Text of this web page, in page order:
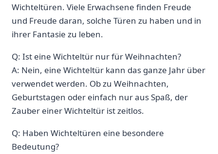
Wichteltüren. Viele⁤ Erwachsene finden Freude‍
und Freude daran, solche Türen‍ zu haben und in
ihrer⁤ Fantasie zu leben.
Q: Ist eine Wichteltür nur für ‍Weihnachten?
A: Nein, eine⁣ Wichteltür ‌kann ‌das ganze Jahr über
verwendet ⁢werden. Ob ⁢zu ‍Weihnachten,
Geburtstagen oder einfach nur aus Spaß, der
Zauber einer Wichteltür ist zeitlos.
Q: Haben⁢ Wichteltüren eine besondere
Bedeutung?